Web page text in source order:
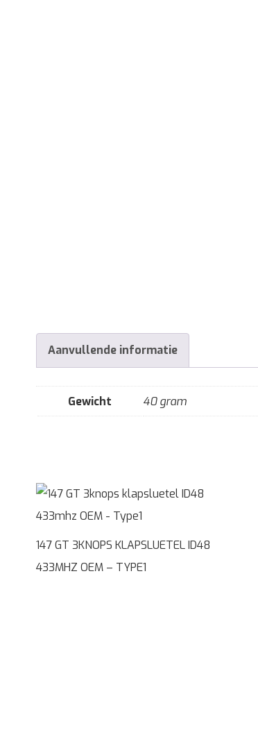
Aanvullende informatie
Gewicht 40 gram
147 GT 3KNOPS KLAPSLUETEL ID48
433MHZ OEM – TYPE1